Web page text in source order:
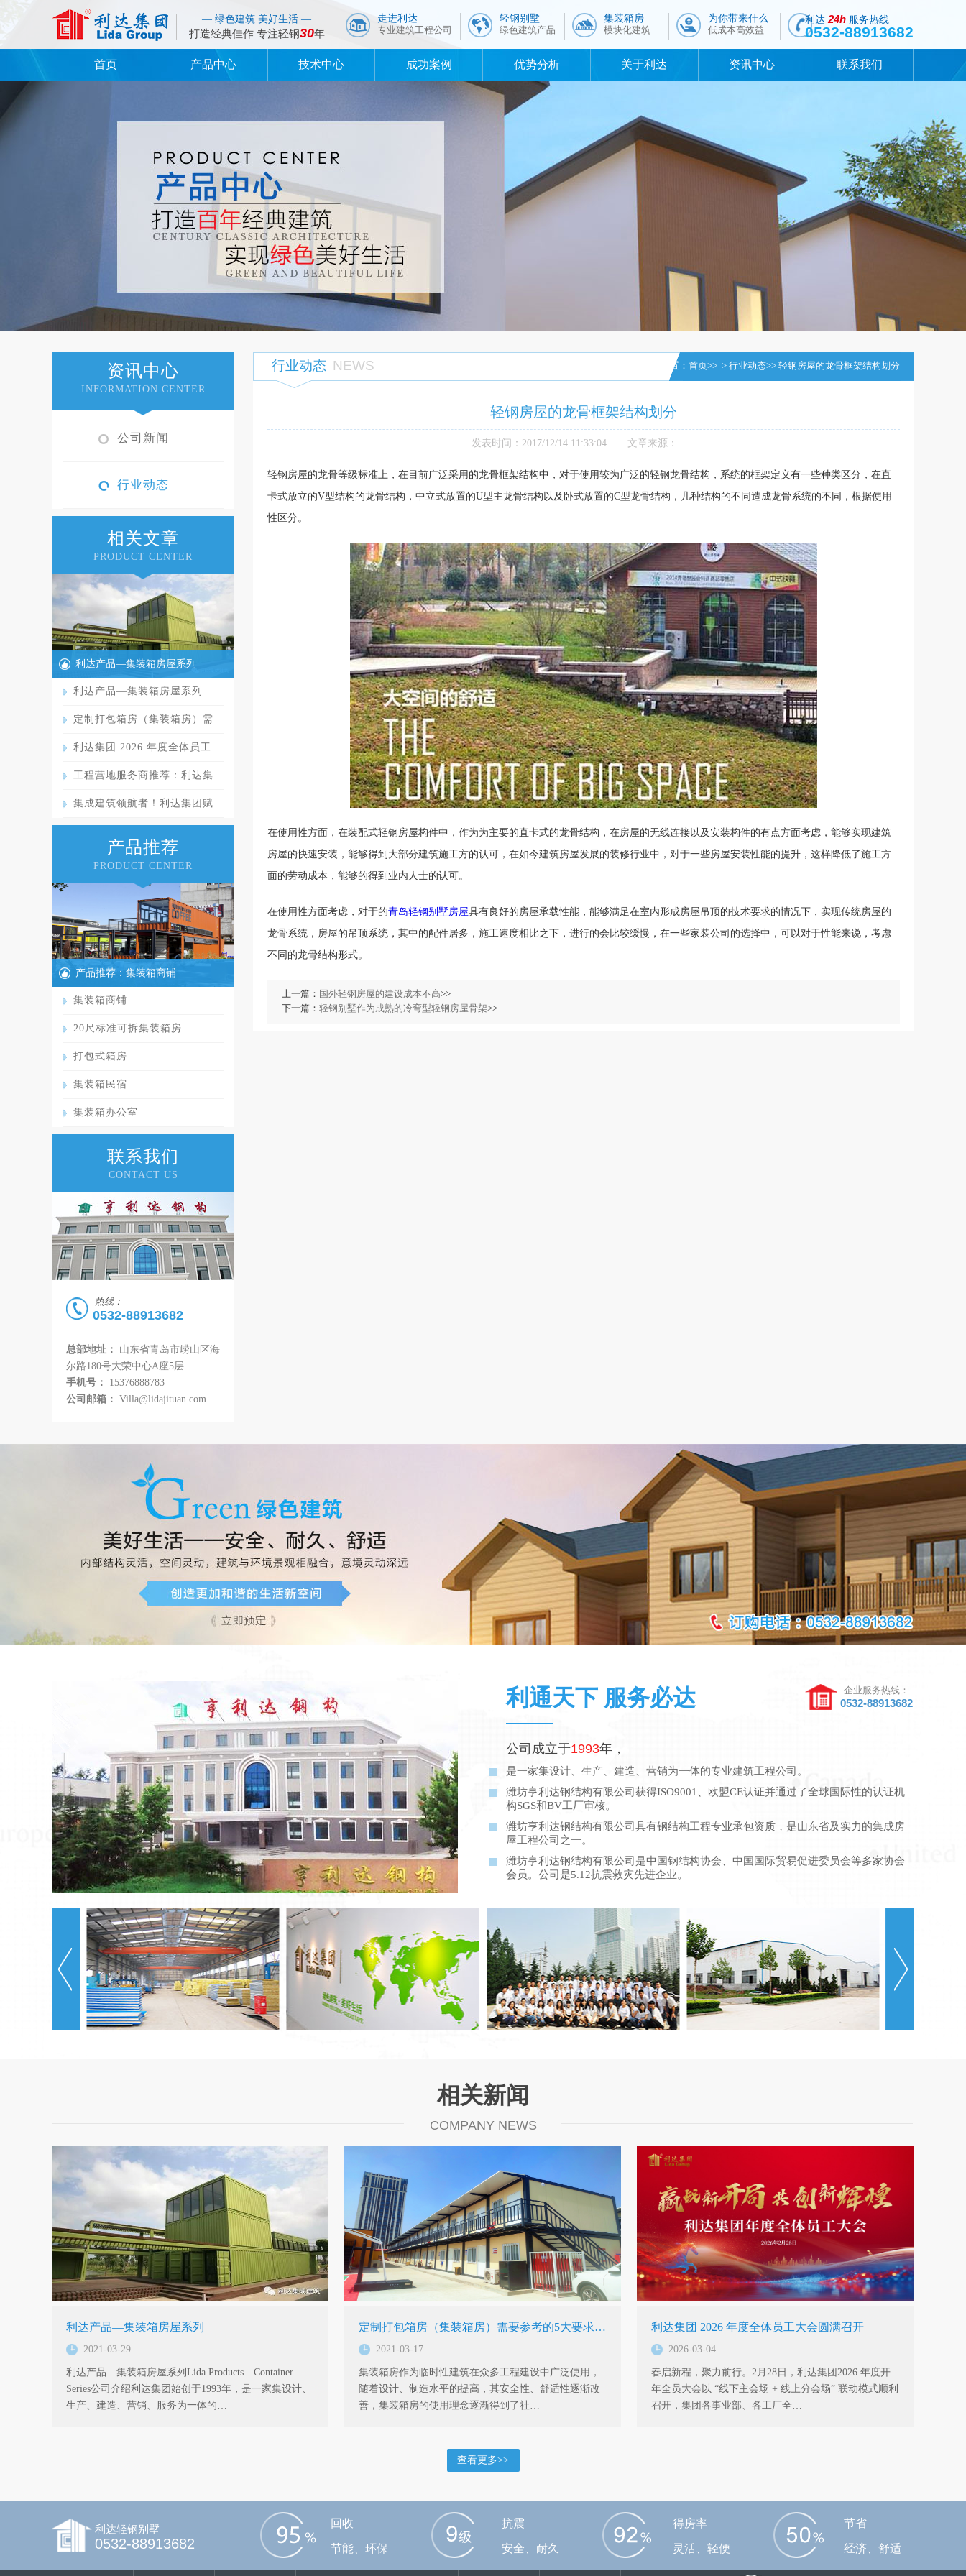
— 绿色建筑 美好生活 —
打造经典佳作 专注轻钢30年
走进利达
专业建筑工程公司
轻钢别墅
绿色建筑产品
集装箱房
模块化建筑
为你带来什么
低成本高效益
利达24h 服务热线
0532-88913682
首页 产品中心 技术中心 成功案例 优势分析 关于利达 资讯中心 联系我们
资讯中心
INFORMATION CENTER
公司新闻
行业动态
相关文章
PRODUCT CENTER
利达产品—集装箱房屋系列
利达产品—集装箱房屋系列
定制打包箱房（集装箱房）需…
利达集团 2026 年度全体员工…
工程营地服务商推荐：利达集…
集成建筑领航者！利达集团赋…
产品推荐
PRODUCT CENTER
产品推荐：集装箱商铺
集装箱商铺
20尺标准可拆集装箱房
打包式箱房
集装箱民宿
集装箱办公室
联系我们
CONTACT US
热线：
0532-88913682
总部地址：
山东省青岛市崂山区海
尔路180号大荣中心A座5层
手机号：
15376888783
公司邮箱： Villa@lidajituan.com
行业动态 NEWS 您当前的位置： 首页>> > 行业动态>> 轻钢房屋的龙骨框架结构划分
轻钢房屋的龙骨框架结构划分
发表时间： 2017/12/14 11:33:04 文章来源：
轻钢房屋的龙骨等级标准上，在目前广泛采用的龙骨框架结构中，对于使用较为广泛的轻钢龙骨结构，系统的框架定义有一些种类区分，在直
卡式放立的V型结构的龙骨结构，中立式放置的U型主龙骨结构以及卧式放置的C型龙骨结构，几种结构的不同造成龙骨系统的不同，根据使用
性区分。
在使用性方面，在装配式轻钢房屋构件中，作为为主要的直卡式的龙骨结构，在房屋的无线连接以及安装构件的有点方面考虑，能够实现建筑
房屋的快速安装，能够得到大部分建筑施工方的认可，在如今建筑房屋发展的装修行业中，对于一些房屋安装性能的提升，这样降低了施工方
面的劳动成本，能够的得到业内人士的认可。
在使用性方面考虑，对于的青岛轻钢别墅房屋具有良好的房屋承载性能，能够满足在室内形成房屋吊顶的技术要求的情况下，实现传统房屋的
龙骨系统，房屋的吊顶系统，其中的配件居多，施工速度相比之下，进行的会比较缓慢，在一些家装公司的选择中，可以对于性能来说，考虑
不同的龙骨结构形式。
上一篇： 国外轻钢房屋的建设成本不高>>
下一篇： 轻钢别墅作为成熟的冷弯型轻钢房屋骨架>>
利通天下 服务必达
公司成立于1993年，
是一家集设计、生产、建造、营销为一体的专业建筑工程公司。
潍坊亨利达钢结构有限公司获得ISO9001、欧盟CE认证并通过了全球国际性的认证机
构SGS和BV工厂审核。
潍坊亨利达钢结构有限公司具有钢结构工程专业承包资质，是山东省及实力的集成房
屋工程公司之一。
潍坊亨利达钢结构有限公司是中国钢结构协会、中国国际贸易促进委员会等多家协会
会员。公司是5.12抗震救灾先进企业。
企业服务热线：
0532-88913682
相关新闻
COMPANY NEWS
利达产品—集装箱房屋系列
2021-03-29
利达产品—集装箱房屋系列Lida Products—Container
Series公司介绍利达集团始创于1993年，是一家集设计、
生产、建造、营销、服务为一体的…
定制打包箱房（集装箱房）需要参考的5大要求…
2021-03-17
集装箱房作为临时性建筑在众多工程建设中广泛使用，
随着设计、制造水平的提高，其安全性、舒适性逐渐改
善，集装箱房的使用理念逐渐得到了社…
利达集团 2026 年度全体员工大会圆满召开
2026-03-04
春启新程，聚力前行。2月28日，利达集团2026 年度开
年全员大会以 “线下主会场 + 线上分会场” 联动模式顺利
召开，集团各事业部、各工厂全…
查看更多>>
利达轻钢别墅
0532-88913682
回收
节能、环保
抗震
安全、耐久
得房率
灵活、轻便
节省
经济、舒适